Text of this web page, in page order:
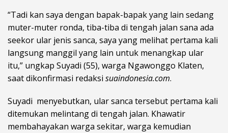
“Tadi kan saya dengan bapak-bapak yang lain sedang
muter-muter ronda, tiba-tiba di tengah jalan sana ada
seekor ular jenis sanca, saya yang melihat pertama kali
langsung manggil yang lain untuk menangkap ular
itu,” ungkap Suyadi (55), warga Ngawonggo Klaten,
saat dikonfirmasi redaksi suaindonesia.com.
Suyadi menyebutkan, ular sanca tersebut pertama kali
ditemukan melintang di tengah jalan. Khawatir
membahayakan warga sekitar, warga kemudian